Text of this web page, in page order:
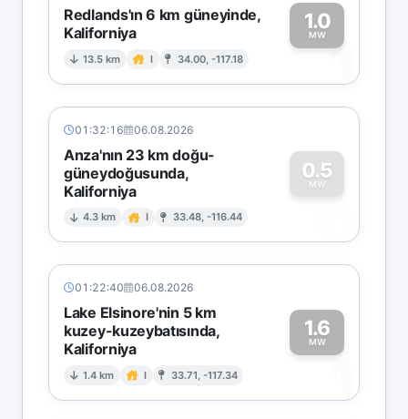
Redlands'ın 6 km güneyinde,
Kaliforniya
13.5 km I 34.00, -117.18
1.0
MW1
01:32:16 06.08.2026
Anza'nın 23 km doğu-
güneydoğusunda,
Kaliforniya
4.3 km I 33.48, -116.44
0.5
MW
0
01:22:40 06.08.2026
Lake Elsinore'nin 5 km
kuzey-kuzeybatısında,
Kaliforniya
1.4 km I 33.71, -117.34
1.6
MW
1